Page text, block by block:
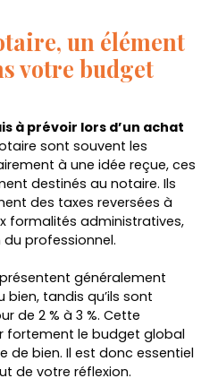
un élément
votre budget
à prévoir lors d’un achat
sont souvent les
à une idée reçue, ces
destinés au notaire. Ils
des taxes reversées à
formalités administratives,
professionnel.
généralement
bien, tandis qu’ils sont
de 2 % à 3 %. Cette
fortement le budget global
de bien. Il est donc essentiel
de votre réflexion.